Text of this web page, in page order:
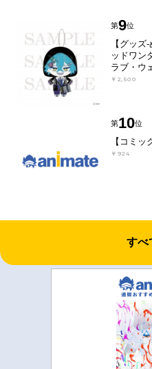
第9位
【グッ
ッドワン
ラブ・ウ
￥2,500
第10位
【コミ
￥924
すべ